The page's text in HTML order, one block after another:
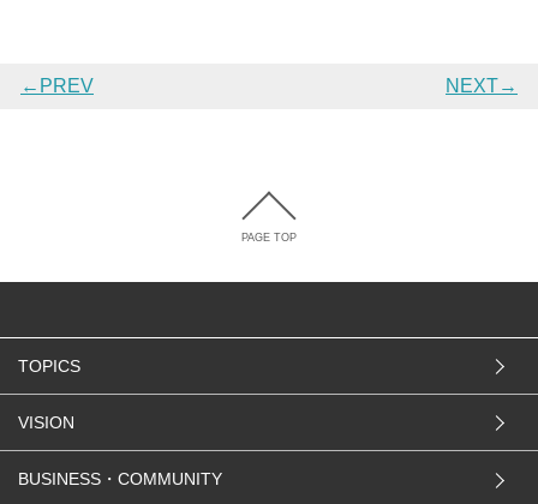
←PREV NEXT→
PAGE TOP
TOPICS
VISION
BUSINESS・COMMUNITY